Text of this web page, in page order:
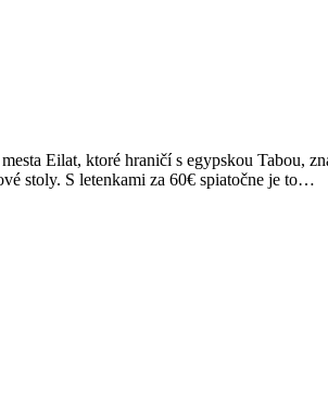
Eilat, ktoré hraničí s egypskou Tabou,
stoly. S letenkami za 60€ spiatočne je to…